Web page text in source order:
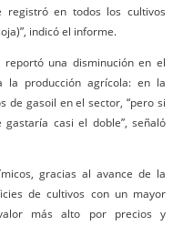
registró en todos los cultivos
indicó el informe.
una disminución en el
producción agrícola: en la
de gasoil en el sector, “pero si
casi el doble”, señaló
gracias al avance de la
de cultivos con un mayor
más alto por precios y